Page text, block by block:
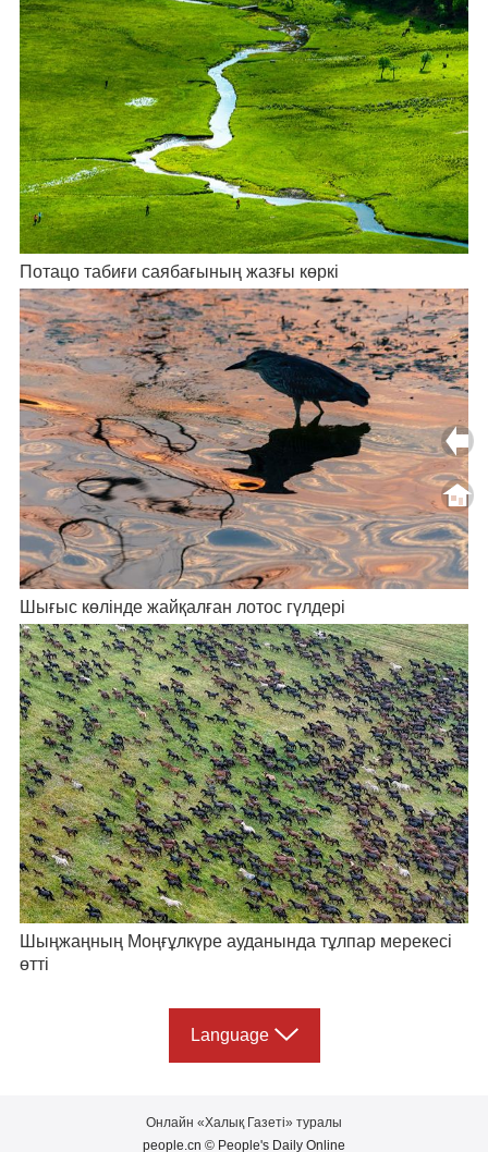
Потацо табиғи саябағының жазғы көркі
Шығыс көлінде жайқалған лотос гүлдері
Шыңжаңның Моңғұлкүре ауданында тұлпар мерекесі
өтті
Language
Онлайн «Халық Газеті» туралы
people.cn © People's Daily Online